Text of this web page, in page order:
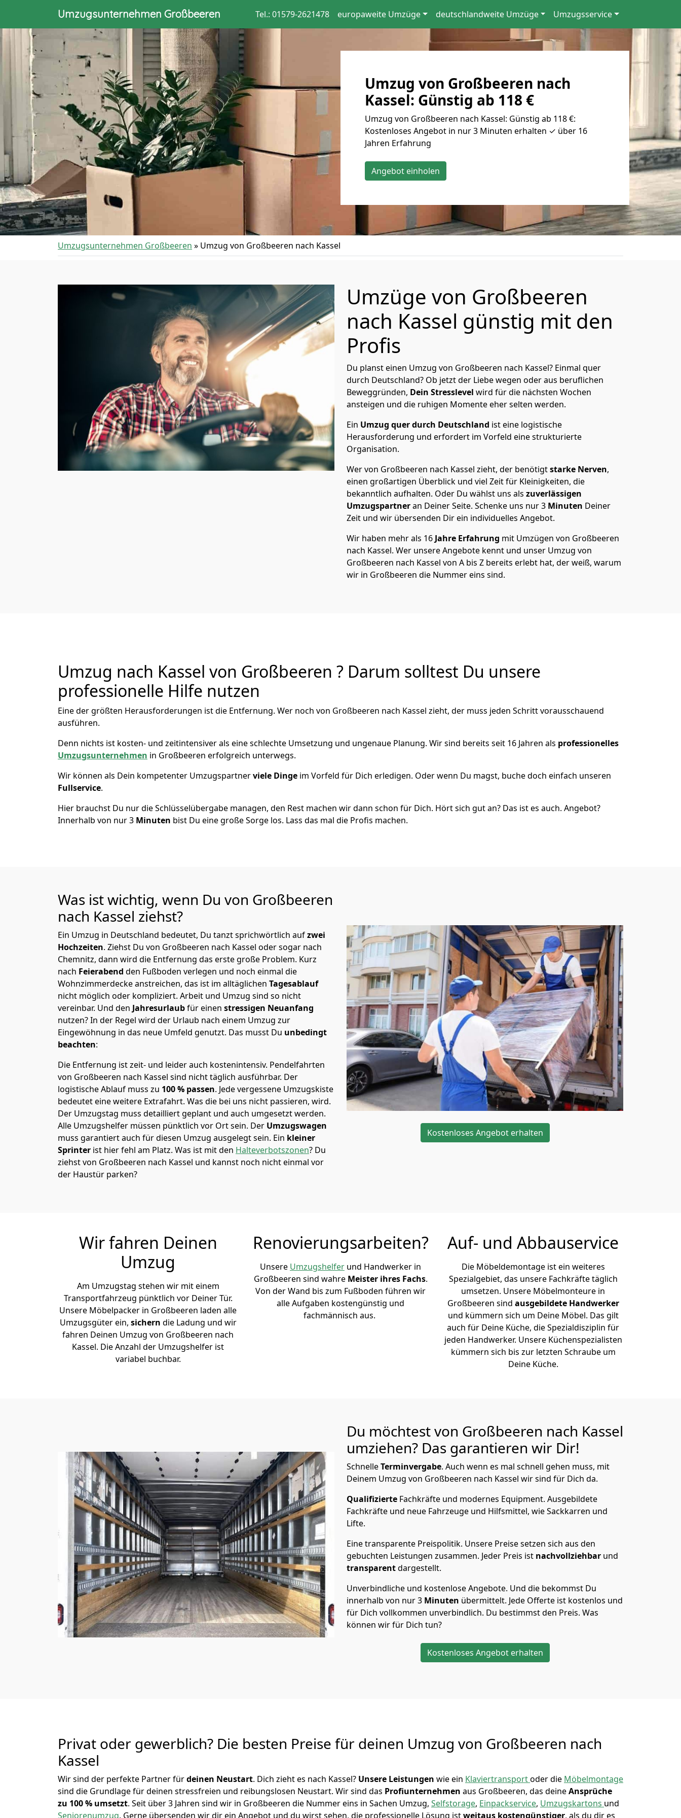
Umzugsunternehmen Großbeeren Tel.: 01579-2621478 europaweite Umzüge deutschlandweite Umzüge Umzugsservice
Umzug von Großbeeren nach
Kassel: Günstig ab 118 €
Umzug von Großbeeren nach Kassel: Günstig ab 118 €:
Kostenloses Angebot in nur 3 Minuten erhalten ✓ über 16
Jahren Erfahrung
Angebot einholen
Umzugsunternehmen Großbeeren » Umzug von Großbeeren nach Kassel
Umzüge von Großbeeren
nach Kassel günstig mit den
Profis
Du planst einen Umzug von Großbeeren nach Kassel? Einmal quer
durch Deutschland? Ob jetzt der Liebe wegen oder aus beruflichen
Beweggründen, Dein Stresslevel wird für die nächsten Wochen
ansteigen und die ruhigen Momente eher selten werden.
Ein Umzug quer durch Deutschland ist eine logistische
Herausforderung und erfordert im Vorfeld eine strukturierte
Organisation.
Wer von Großbeeren nach Kassel zieht, der benötigtstarke Nerven,
einen großartigen Überblick und viel Zeit für Kleinigkeiten, die
bekanntlich aufhalten. Oder Du wählst uns als zuverlässigen
Umzugspartneran Deiner Seite. Schenke uns nur3 Minuten Deiner
Zeit und wir übersenden Dir ein individuelles Angebot.
Wir haben mehr als 16 Jahre Erfahrung mit Umzügen von Großbeeren
nach Kassel. Wer unsere Angebote kennt und unser Umzug von
Großbeeren nach Kassel von A bis Z bereits erlebt hat, der weiß, warum
wir in Großbeeren die Nummer eins sind.
Umzug nach Kassel von Großbeeren ? Darum solltest Du unsere
professionelle Hilfe nutzen
Eine der größten Herausforderungen ist die Entfernung. Wer noch von Großbeeren nach Kassel zieht, der muss jeden Schritt vorausschauend
ausführen.
Denn nichts ist kosten- und zeitintensiver als eine schlechte Umsetzung und ungenaue Planung. Wir sind bereits seit 16 Jahren als professionelles
Umzugsunternehmen in Großbeeren erfolgreich unterwegs.
Wir können als Dein kompetenter Umzugspartnerviele Dinge im Vorfeld für Dich erledigen. Oder wenn Du magst, buche doch einfach unseren
Fullservice.
Hier brauchst Du nur die Schlüsselübergabe managen, den Rest machen wir dann schon für Dich. Hört sich gut an? Das ist es auch. Angebot?
Innerhalb von nur 3 Minuten bist Du eine große Sorge los. Lass das mal die Profis machen.
Was ist wichtig, wenn Du von Großbeeren
nach Kassel ziehst?
Ein Umzug in Deutschland bedeutet, Du tanzt sprichwörtlich aufzwei
Hochzeiten. Ziehst Du von Großbeeren nach Kassel oder sogar nach
Chemnitz, dann wird die Entfernung das erste große Problem. Kurz
nach Feierabend den Fußboden verlegen und noch einmal die
Wohnzimmerdecke anstreichen, das ist im alltäglichen Tagesablauf
nicht möglich oder kompliziert. Arbeit und Umzug sind so nicht
vereinbar. Und den Jahresurlaubfür einen stressigen Neuanfang
nutzen? In der Regel wird der Urlaub nach einem Umzug zur
Eingewöhnung in das neue Umfeld genutzt. Das musst Du unbedingt
beachten:
Die Entfernung ist zeit- und leider auch kostenintensiv. Pendelfahrten
von Großbeeren nach Kassel sind nicht täglich ausführbar. Der
logistische Ablauf muss zu 100 % passen. Jede vergessene Umzugskiste
bedeutet eine weitere Extrafahrt. Was die bei uns nicht passieren, wird.
Der Umzugstag muss detailliert geplant und auch umgesetzt werden.
Alle Umzugshelfer müssen pünktlich vor Ort sein. Der Umzugswagen
muss garantiert auch für diesen Umzug ausgelegt sein. Ein kleiner
Sprinter ist hier fehl am Platz. Was ist mit den Halteverbotszonen? Du
ziehst von Großbeeren nach Kassel und kannst noch nicht einmal vor
der Haustür parken?
Kostenloses Angebot erhalten
Wir fahren Deinen
Umzug
Am Umzugstag stehen wir mit einem
Transportfahrzeug pünktlich vor Deiner Tür.
Unsere Möbelpacker in Großbeeren laden alle
Umzugsgüter ein, sichern die Ladung und wir
fahren Deinen Umzug von Großbeeren nach
Kassel. Die Anzahl der Umzugshelfer ist
variabel buchbar.
Renovierungsarbeiten?
Unsere Umzugshelfer und Handwerker in
Großbeeren sind wahre Meister ihres Fachs.
Von der Wand bis zum Fußboden führen wir
alle Aufgaben kostengünstig und
fachmännisch aus.
Auf- und Abbauservice
Die Möbeldemontage ist ein weiteres
Spezialgebiet, das unsere Fachkräfte täglich
umsetzen. Unsere Möbelmonteure in
Großbeeren sind ausgebildete Handwerker
und kümmern sich um Deine Möbel. Das gilt
auch für Deine Küche, die Spezialdisziplin für
jeden Handwerker. Unsere Küchenspezialisten
kümmern sich bis zur letzten Schraube um
Deine Küche.
Du möchtest von Großbeeren nach Kassel
umziehen? Das garantieren wir Dir!
SchnelleTerminvergabe. Auch wenn es mal schnell gehen muss, mit
Deinem Umzug von Großbeeren nach Kassel wir sind für Dich da.
Qualifizierte Fachkräfte und modernes Equipment. Ausgebildete
Fachkräfte und neue Fahrzeuge und Hilfsmittel, wie Sackkarren und
Lifte.
Eine transparente Preispolitik. Unsere Preise setzen sich aus den
gebuchten Leistungen zusammen. Jeder Preis ist nachvollziehbar und
transparentdargestellt.
Unverbindliche und kostenlose Angebote. Und die bekommst Du
innerhalb von nur3 Minuten übermittelt. Jede Offerte ist kostenlos und
für Dich vollkommen unverbindlich. Du bestimmst den Preis. Was
können wir für Dich tun?
Kostenloses Angebot erhalten
Privat oder gewerblich? Die besten Preise für deinen Umzug von Großbeeren nach
Kassel
Wir sind der perfekte Partner fürdeinen Neustart. Dich zieht es nach Kassel? Unsere Leistungen wie ein Klaviertransportoder die Möbelmontage
sind die Grundlage für deinen stressfreien und reibungslosen Neustart. Wir sind das Profiunternehmen aus Großbeeren, das deineAnsprüche
zu 100 % umsetzt. Seit über 3 Jahren sind wir in Großbeeren die Nummer eins in Sachen Umzug, Selfstorage, Einpackservice, Umzugskartons und
Seniorenumzug. Gerne übersenden wir dir ein Angebot und du wirst sehen, die professionelle Lösung istweitaus kostengünstiger, als du dir es